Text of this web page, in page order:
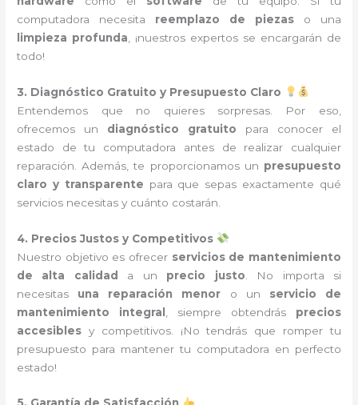
computadora necesita reemplazo de piezaso una
limpieza profunda , ¡nuestros expertos se encargarán de
todo!
3. Diagnóstico Gratuito y Presupuesto Claro
Entendemos que no quieres sorpresas. Por eso,
ofrecemos un diagnóstico gratuito para conocer el
estado de tu computadora antes de realizar cualquier
reparación. Además, te proporcionamos un presupuesto
claro y transparente para que sepas exactamente qué
servicios necesitas y cuánto costarán.
4. Precios Justos y Competitivos
Nuestro objetivo es ofrecer servicios de mantenimiento
de alta calidad a un precio justo . No importa si
necesitas una reparación menor o un servicio de
mantenimiento integral , siempre obtendrás precios
accesibles y competitivos. ¡No tendrás que romper tu
presupuesto para mantener tu computadora en perfecto
estado!